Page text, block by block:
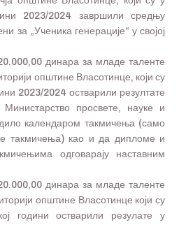
2023/2024 завршили средњу
за „Ученика генерације“ у својој
динара за младе таленте
општине Власотинце, који су
2023/2024 остварили резултате
просвете, науке и
календаром такмичења (само
такмичења) као и да дипломе и
одговарају наставним
динара за младе таленте
општине Власотинце који су
години остварили резулате у